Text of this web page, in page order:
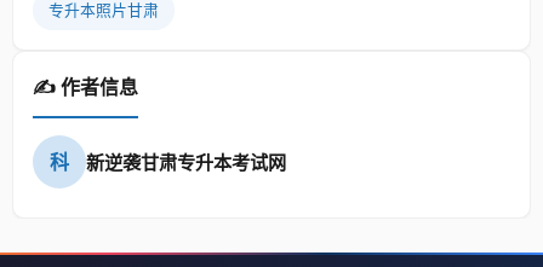
专升本照片甘肃
✍️ 作者信息
科 新逆袭甘肃专升本考试网